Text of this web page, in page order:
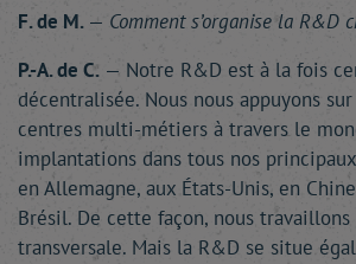
F. de M. — Comment s’organise la R&D
P.-A. de C. — Notre R&D est à la fois
décentralisée. Nous nous appuyons
centres multi-métiers à travers le
implantations dans tous nos
en Allemagne, aux États-Unis, en
Brésil. De cette façon, nous
transversale. Mais la R&D se situe